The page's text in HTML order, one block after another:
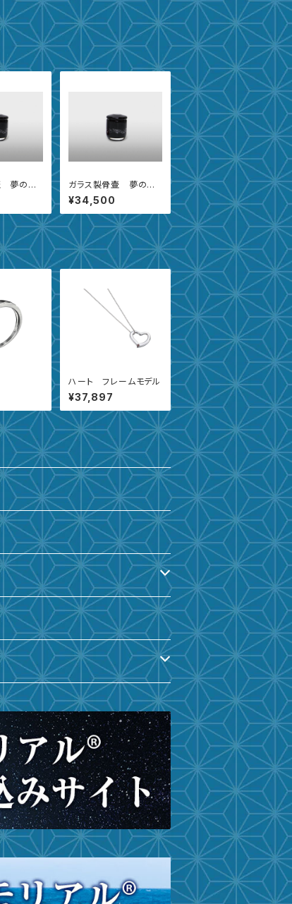
夢の景
ガラス製骨壷 夢の景
色 紫紺 中
¥34,500
ハート フレームモデル
¥37,897